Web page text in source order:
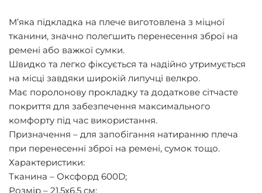
М’яка підкладка на плече виготовлена з міцної
тканини, значно полегшить перенесення зброї на
ремені або важкої сумки.
Швидко та легко фіксується та надійно утримується
на місці завдяки широкій липучці велкро.
Має поролонову прокладку та додаткове сітчасте
покриття для забезпечення максимального
комфорту під час використання.
Призначення – для запобігання натиранню плеча
при перенесенні зброї на ремені, сумок тощо.
Характеристики:
Тканина – Оксфорд 600D;
Розмір – 21,5х6,5 см;